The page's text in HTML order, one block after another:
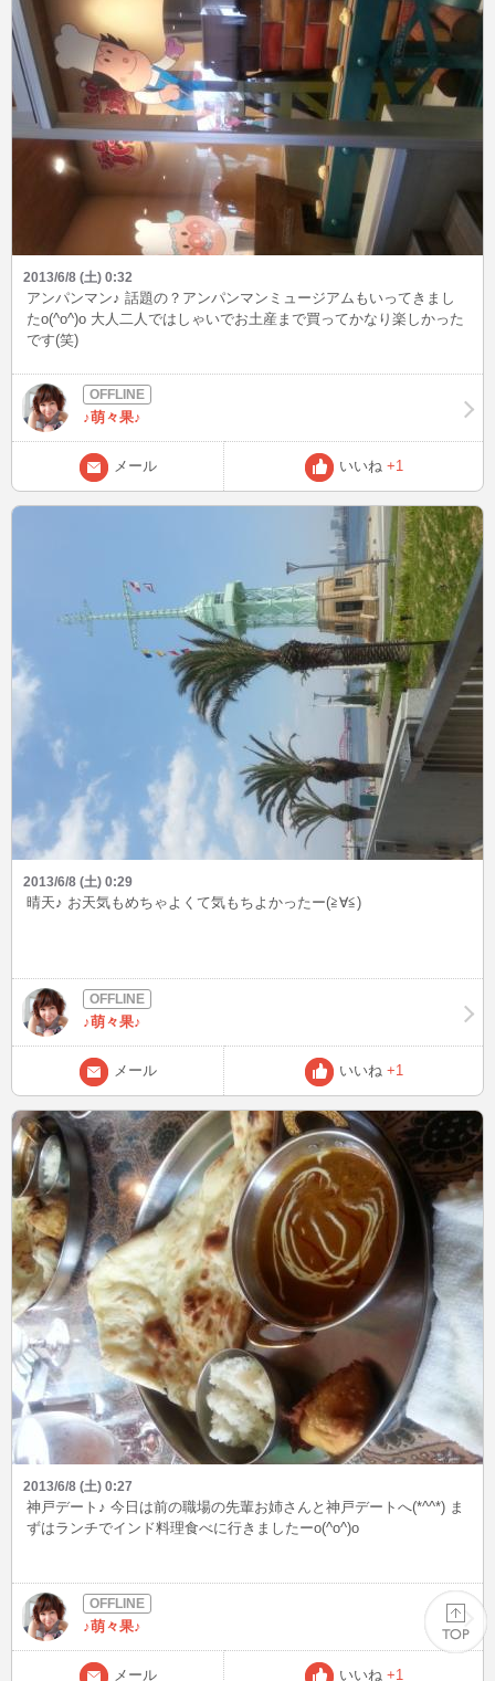
2013/6/8 (土) 0:32
アンパンマン♪ 話題の？アンパンマンミュージアムもいってきまし
たo(^o^)o 大人二人ではしゃいでお土産まで買ってかなり楽しかった
です(笑)
♪萌々果♪
メール いいね +1
2013/6/8 (土) 0:29
晴天♪ お天気もめちゃよくて気もちよかったー(≧∀≦)
♪萌々果♪
メール いいね +1
2013/6/8 (土) 0:27
神戸デート♪ 今日は前の職場の先輩お姉さんと神戸デートへ(*^^*) ま
ずはランチでインド料理食べに行きましたーo(^o^)o
♪萌々果♪
メール いいね +1